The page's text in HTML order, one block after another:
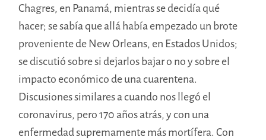
Chagres, en Panamá, mientras se decidía qué
hacer; se sabía que allá había empezado un brote
proveniente de New Orleans, en Estados Unidos;
se discutió sobre si dejarlos bajar o no y sobre el
impacto económico de una cuarentena.
Discusiones similares a cuando nos llegó el
coronavirus, pero 170 años atrás, y con una
enfermedad supremamente más mortífera. Con